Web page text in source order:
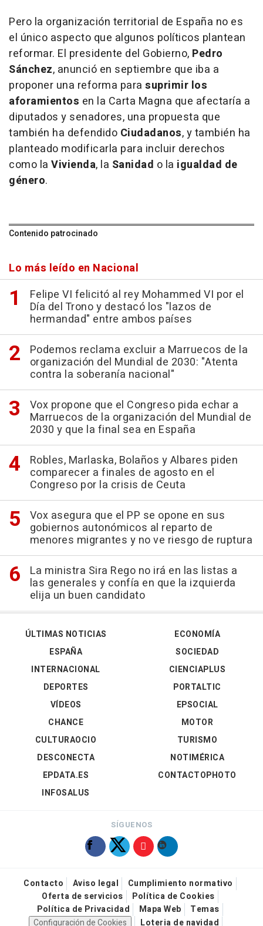
Pero la organización territorial de España no es
el único aspecto que algunos políticos plantean
reformar. El presidente del Gobierno, Pedro
Sánchez, anunció en septiembre que iba a
proponer una reforma para suprimir los
aforamientos en la Carta Magna que afectaría a
diputados y senadores, una propuesta que
también ha defendido Ciudadanos, y también ha
planteado modificarla para incluir derechos
como la Vivienda, la Sanidad o la igualdad de
género.
Contenido patrocinado
Lo más leído en Nacional
Felipe VI felicitó al rey Mohammed VI por el
Día del Trono y destacó los "lazos de
hermandad" entre ambos países
Podemos reclama excluir a Marruecos de la
organización del Mundial de 2030: "Atenta
contra la soberanía nacional"
Vox propone que el Congreso pida echar a
Marruecos de la organización del Mundial de
2030 y que la final sea en España
Robles, Marlaska, Bolaños y Albares piden
comparecer a finales de agosto en el
Congreso por la crisis de Ceuta
Vox asegura que el PP se opone en sus
gobiernos autonómicos al reparto de
menores migrantes y no ve riesgo de ruptura
La ministra Sira Rego no irá en las listas a
las generales y confía en que la izquierda
elija un buen candidato
ÚLTIMAS NOTICIAS
ESPAÑA
INTERNACIONAL
DEPORTES
VÍDEOS
ECONOMÍA
SOCIEDAD
CIENCIAPLUS
PORTALTIC
EPSOCIAL
CHANCE
CULTURAOCIO
DESCONECTA
EPDATA.ES
INFOSALUS
MOTOR
TURISMO
NOTIMÉRICA
CONTACTOPHOTO
SÍGUENOS
Contacto Aviso legal
Cumplimiento normativo
Oferta de servicios
Política de Cookies
Política de Privacidad
Mapa Web
Temas
Configuración de Cookies
Loteria de navidad